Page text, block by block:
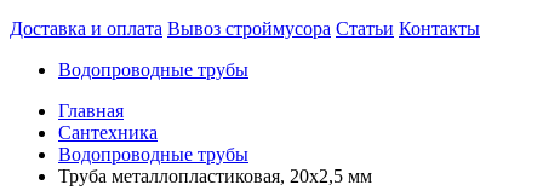
Доставка и оплата Вывоз строймусора Статьи Контакты
Водопроводные трубы
Главная
Сантехника
Водопроводные трубы
Труба металлопластиковая, 20х2,5 мм